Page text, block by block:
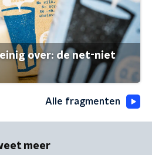
over: de net-niet
Alle fragmenten
meer